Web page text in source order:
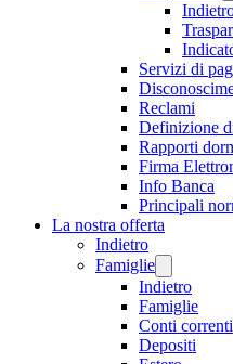
Servizi di
Reclami
Definizione
Rapporti
Firma
Info Banca
Principali
La nostra offerta
Indietro
Famiglie
Indietro
Famiglie
Conti correnti
Depositi